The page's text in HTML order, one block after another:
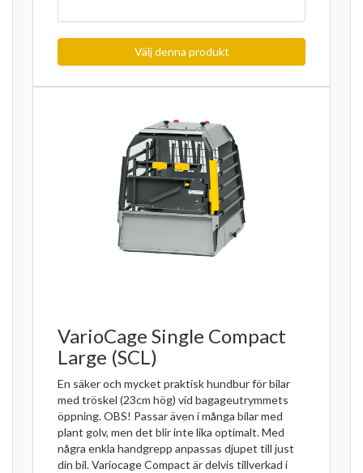
Välj denna produkt
VarioCage Single Compact
Large (SCL)
En säker och mycket praktisk hundbur för bilar
med tröskel (23cm hög) vid bagageutrymmets
öppning. OBS! Passar även i många bilar med
plant golv, men det blir inte lika optimalt. Med
några enkla handgrepp anpassas djupet till just
din bil. Variocage Compact är delvis tillverkad i